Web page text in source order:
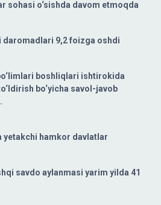
sohasi o‘sishda davom etmoqda
daromadlari 9,2 foizga oshdi
boshliqlari ishtirokida
bo‘yicha savol-javob
hamkor davlatlar
savdo aylanmasi yarim yilda 41